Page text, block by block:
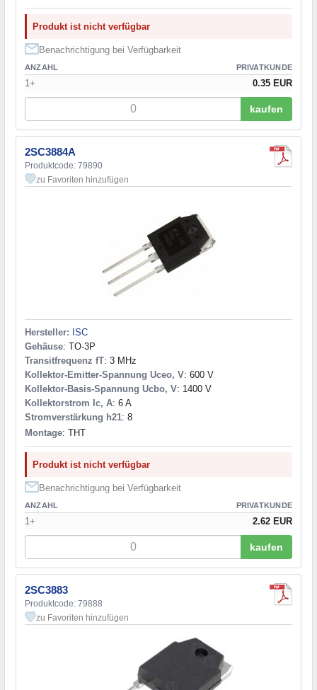
Produkt ist nicht verfügbar
Benachrichtigung bei Verfügbarkeit
ANZAHL PRIVATKUNDE
1+ 0.35 EUR
kaufen
2SC3884A
Produktcode: 79890
zu Favoriten hinzufügen
Hersteller: ISC
Gehäuse: TO-3P
Transitfrequenz fT: 3 MHz
Kollektor-Emitter-Spannung Uceo, V: 600 V
Kollektor-Basis-Spannung Ucbo, V: 1400 V
Kollektorstrom Ic, A: 6 A
Stromverstärkung h21: 8
Montage: THT
Produkt ist nicht verfügbar
Benachrichtigung bei Verfügbarkeit
ANZAHL PRIVATKUNDE
1+ 2.62 EUR
kaufen
2SC3883
Produktcode: 79888
zu Favoriten hinzufügen